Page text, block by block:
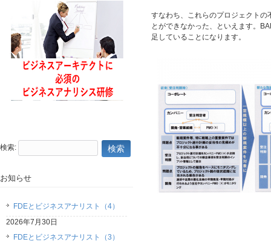
すなわち、これらのプロジェクト
とができなかった、といえます。
足していることになります。
検索:
お知らせ
FDEとビジネスアナリスト（4）
2026年7月30日
FDEとビジネスアナリスト（3）